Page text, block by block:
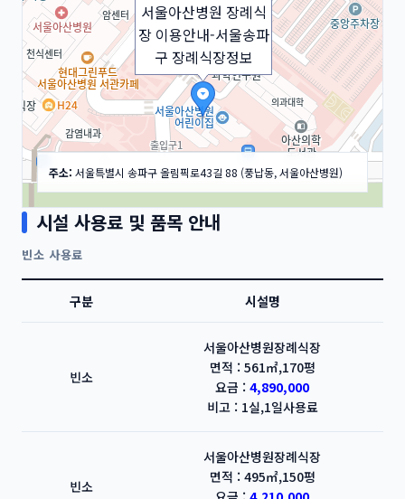
서울아산병원 장례식
장 이용안내-서울송파
구 장례식장정보
주소: 서울특별시 송파구 올림픽로43길 88 (풍납동, 서울아산병원)
시설 사용료 및 품목 안내
빈소 사용료
구분 시설명
빈소
서울아산병원장례식장
면적 : 561㎡,170평
요금 : 4,890,000
비고 : 1실,1일사용료
빈소
서울아산병원장례식장
면적 : 495㎡,150평